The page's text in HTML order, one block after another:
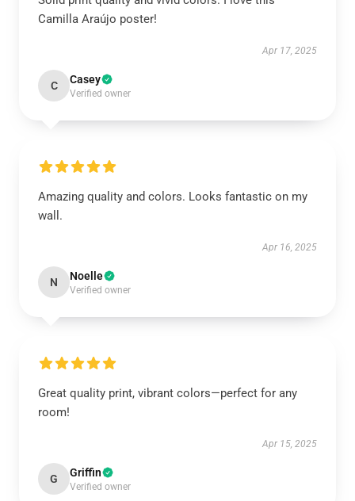
Camilla Araújo poster!
Apr 17, 2025
C Casey
Verified owner
Amazing quality and colors. Looks fantastic on my
wall.
Apr 16, 2025
N Noelle
Verified owner
Great quality print, vibrant colors—perfect for any
room!
Apr 15, 2025
G Griffin
Verified owner